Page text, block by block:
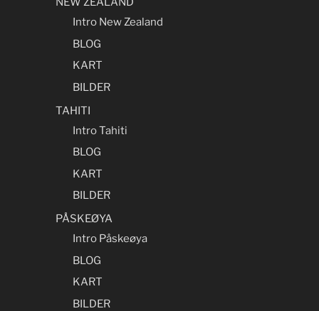
Intro New Zealand
BLOG
KART
BILDER
TAHITI
Intro Tahiti
BLOG
KART
BILDER
PÅSKEØYA
Intro Påskeøya
BLOG
KART
BILDER